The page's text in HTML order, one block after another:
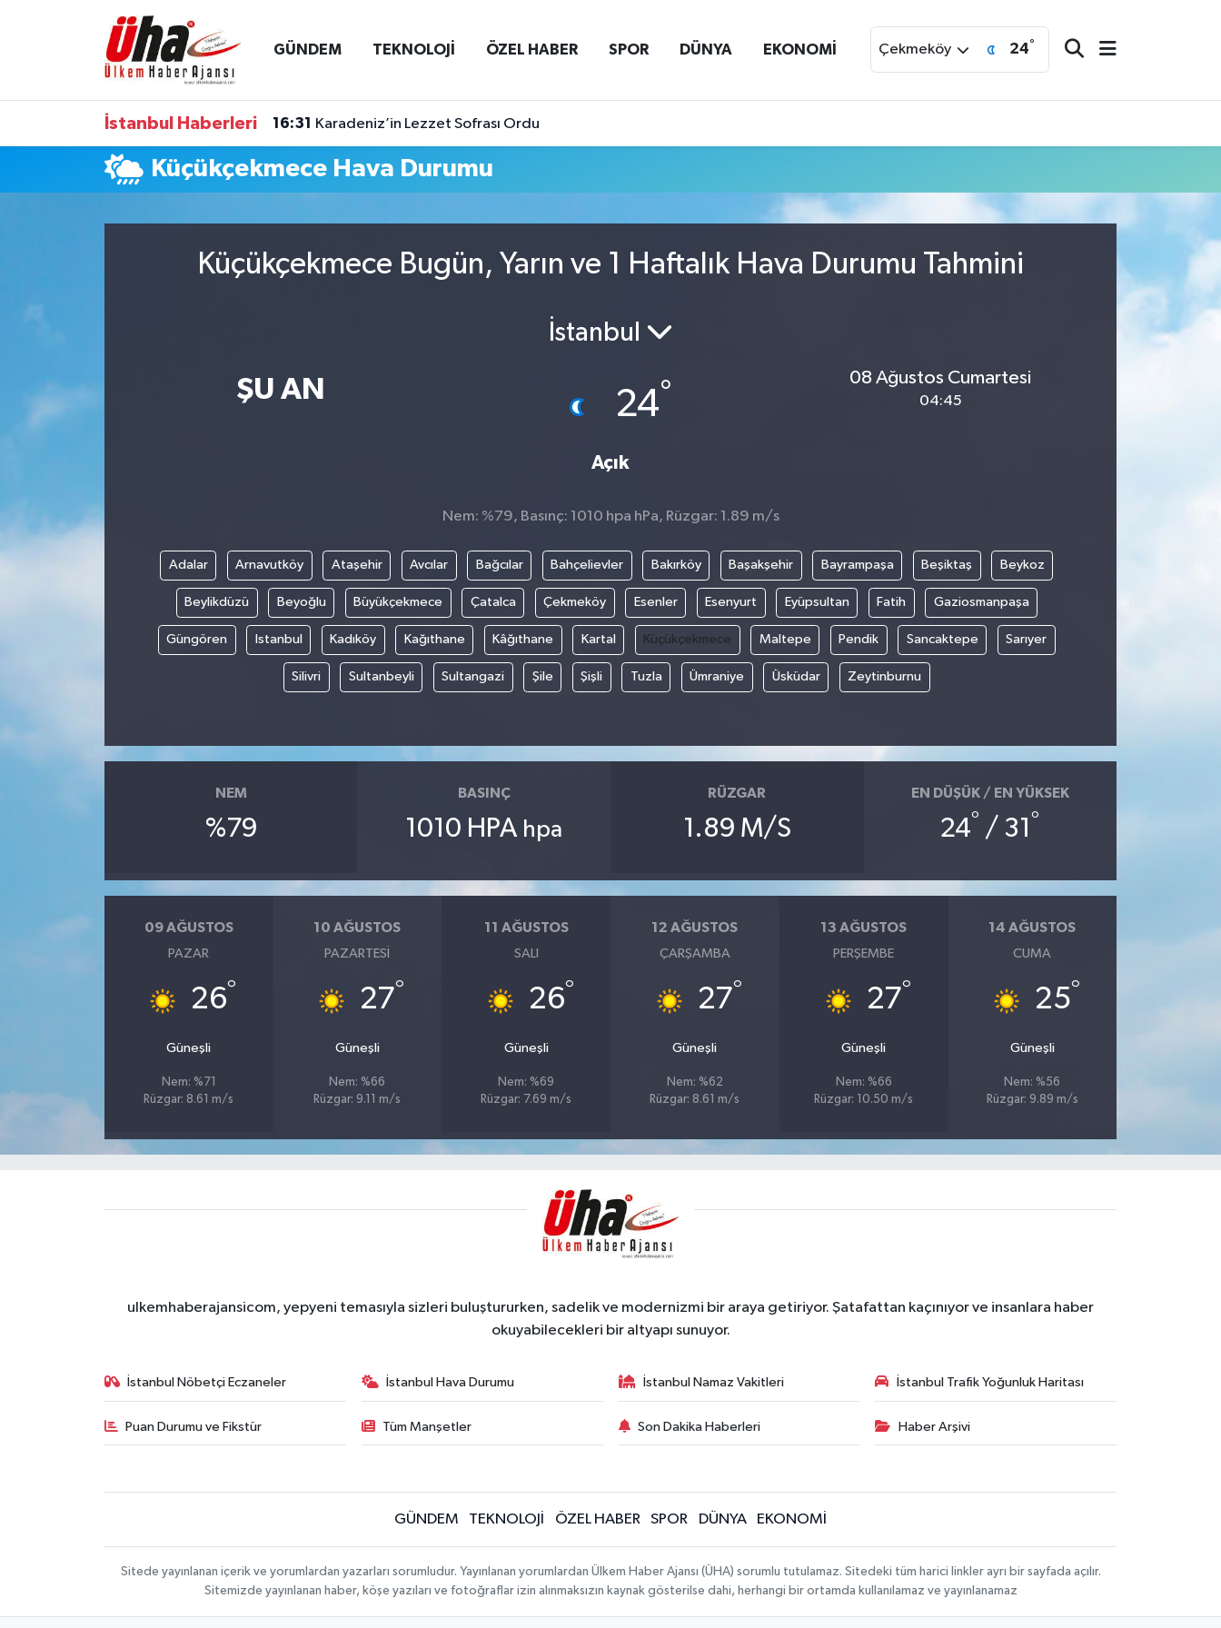
GÜNDEM TEKNOLOJİ ÖZEL HABER SPOR DÜNYA EKONOMİ Çekmeköy 24°
İstanbul Haberleri 16:31 Karadeniz’in Lezzet Sofrası Ordu
Küçükçekmece Hava Durumu
Küçükçekmece Bugün, Yarın ve 1 Haftalık Hava Durumu Tahmini
ŞU AN
İstanbul
24°
Açık
08 Ağustos Cumartesi
04:45
Nem: %79, Basınç: 1010 hpa hPa, Rüzgar: 1.89 m/s
Adalar Arnavutköy Ataşehir Avcılar Bağcılar Bahçelievler Bakırköy Başakşehir Bayrampaşa Beşiktaş Beykoz
Beylikdüzü Beyoğlu Büyükçekmece Çatalca Çekmeköy Esenler Esenyurt Eyüpsultan Fatih Gaziosmanpaşa
Güngören Istanbul Kadıköy Kağıthane Kâğıthane Kartal Küçükçekmece Maltepe Pendik Sancaktepe Sarıyer
Silivri Sultanbeyli Sultangazi Şile Şişli Tuzla Ümraniye Üsküdar Zeytinburnu
NEM
%79
BASINÇ
1010 HPA hpa
RÜZGAR
1.89 M/S
EN DÜŞÜK / EN YÜKSEK
24° / 31 °
09 AĞUSTOS
PAZAR
26°
Güneşli
Nem: %71
Rüzgar: 8.61 m/s
10 AĞUSTOS
PAZARTESI
27°
Güneşli
Nem: %66
Rüzgar: 9.11 m/s
11 AĞUSTOS
SALI
26°
Güneşli
Nem: %69
Rüzgar: 7.69 m/s
12 AĞUSTOS
ÇARŞAMBA
27°
Güneşli
Nem: %62
Rüzgar: 8.61 m/s
13 AĞUSTOS
PERŞEMBE
27°
Güneşli
Nem: %66
Rüzgar: 10.50 m/s
14 AĞUSTOS
CUMA
25°
Güneşli
Nem: %56
Rüzgar: 9.89 m/s
ulkemhaberajansicom, yepyeni temasıyla sizleri buluştururken, sadelik ve modernizmi bir araya getiriyor. Şatafattan kaçınıyor ve insanlara haber
okuyabilecekleri bir altyapı sunuyor.
İstanbul Nöbetçi Eczaneler İstanbul Hava Durumu İstanbul Namaz Vakitleri İstanbul Trafik Yoğunluk Haritası
Puan Durumu ve Fikstür Tüm Manşetler Son Dakika Haberleri Haber Arşivi
GÜNDEM TEKNOLOJİ ÖZEL HABER SPOR DÜNYA EKONOMİ
Sitede yayınlanan içerik ve yorumlardan yazarları sorumludur. Yayınlanan yorumlardan Ülkem Haber Ajansı (ÜHA) sorumlu tutulamaz. Sitedeki tüm harici linkler ayrı bir sayfada açılır.
Sitemizde yayınlanan haber, köşe yazıları ve fotoğraflar izin alınmaksızın kaynak gösterilse dahi, herhangi bir ortamda kullanılamaz ve yayınlanamaz
İstanbul Nöbetçi Eczaneler
İstanbul Hava Durumu
İstanbul Namaz Vakitleri
Süper Lig Puan Durumu ve Fikstür
Haber Arşivi